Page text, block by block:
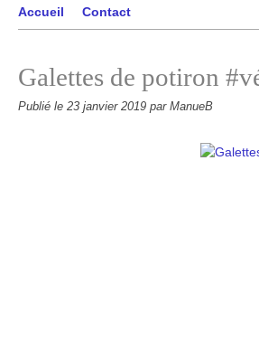
Accueil Contact
Galettes de potiron
Publié le 23 janvier 2019 par ManueB